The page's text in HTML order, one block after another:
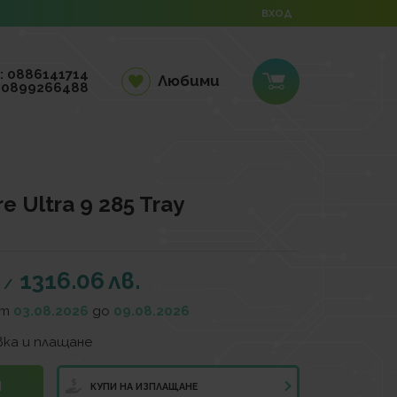
ВХОД
0886141714
Любими
Ultra 9 285 Tray
/ 1316.06лв.
03.08.2026 до 09.08.2026
и плащане
КУПИ НА ИЗПЛАЩАНЕ